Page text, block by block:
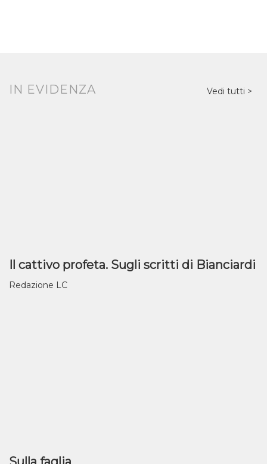
IN EVIDENZA Vedi tutti
Il cattivo profeta. Sugli scritti di Bianciardi
Redazione LC